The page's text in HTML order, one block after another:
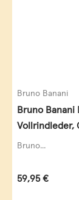
Bruno Banani
Bruno
Vollrindleder,
Bruno...
Regulärer
59,95 €